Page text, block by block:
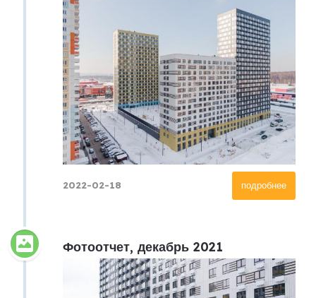
подробнее
2022-02-18
Фотоотчет, декабрь 2021